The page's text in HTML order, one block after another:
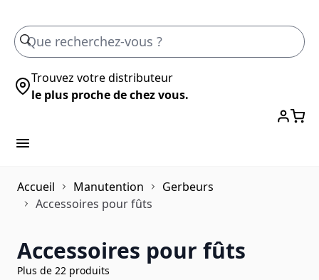
Trouvez votre distributeur
le plus proche de chez vous.
Accueil Manutention
Gerbeurs
Accessoires pour fûts
Accessoires pour fûts
Plus de 22 produits